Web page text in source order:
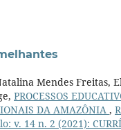
Mendes Freitas,
PROCESSOS
DA AMAZÔNIA ,
v. 14 n. 2 (2021):